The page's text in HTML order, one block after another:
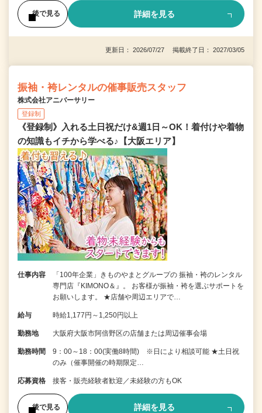
後で見る 詳細を見る
更新日： 2026/07/27 掲載終了日： 2027/03/05
振袖・袴レンタルの催事販売スタッフ
株式会社アニバーサリー
登録制
《登録制》入れる土日祝だけ&週1日～OK！着付けや着物
の知識もイチから学べる♪【大阪エリア】
仕事内容
「100年企業」きものやまとグループの 振袖・袴のレンタル
専門店『KIMONO＆』。 お客様が振袖・袴を選ぶサポートを
お願いします。 ★店舗や周辺エリアで…
給与 時給1,177円～1,250円以上
勤務地 大阪府大阪市阿倍野区の店舗または周辺催事会場
勤務時間
9：00～18：00(実働8時間) ※日により相談可能 ★土日祝
のみ（催事開催の時期限定…
応募資格 接客・販売経験者歓迎／未経験の方もOK
後で見る 詳細を見る